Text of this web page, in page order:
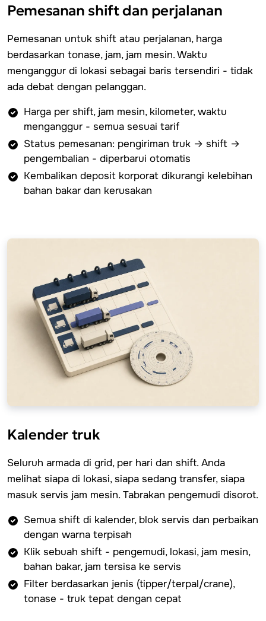
Pemesanan shift dan perjalanan
Pemesanan untuk shift atau perjalanan, harga
berdasarkan tonase, jam, jam mesin. Waktu
menganggur di lokasi sebagai baris tersendiri - tidak
ada debat dengan pelanggan.
Harga per shift, jam mesin, kilometer, waktu
menganggur - semua sesuai tarif
Status pemesanan: pengiriman truk → shift →
pengembalian - diperbarui otomatis
Kembalikan deposit korporat dikurangi kelebihan
bahan bakar dan kerusakan
Kalender truk
Seluruh armada di grid, per hari dan shift. Anda
melihat siapa di lokasi, siapa sedang transfer, siapa
masuk servis jam mesin. Tabrakan pengemudi disorot.
Semua shift di kalender, blok servis dan perbaikan
dengan warna terpisah
Klik sebuah shift - pengemudi, lokasi, jam mesin,
bahan bakar, jam tersisa ke servis
Filter berdasarkan jenis (tipper/terpal/crane),
tonase - truk tepat dengan cepat